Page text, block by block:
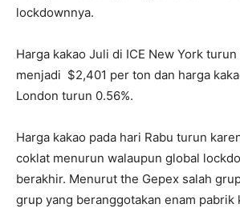
lockdownnya.
Harga kakao Juli di ICE New York
menjadi $2,401 per ton dan harga
London turun 0.56%.
Harga kakao pada hari Rabu turun
coklat menurun walaupun global
berakhir. Menurut the Gepex salah
grup yang beranggotakan enam pabrik